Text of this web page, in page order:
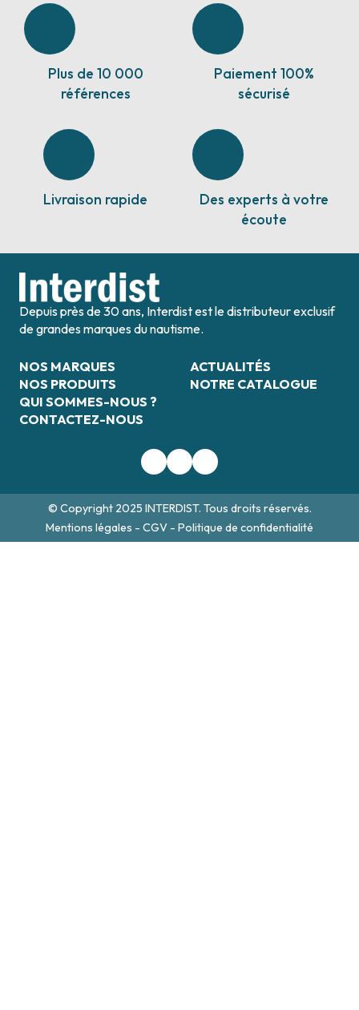
Plus de 10 000
références
Paiement 100%
sécurisé
Livraison rapide
Des experts à votre
écoute
Depuis près de 30 ans, Interdist est le distributeur exclusif
de grandes marques du nautisme.
NOS MARQUES
NOS PRODUITS
QUI SOMMES-NOUS ?
CONTACTEZ-NOUS
ACTUALITÉS
NOTRE CATALOGUE
© Copyright 2025 INTERDIST. Tous droits réservés.
Mentions légales - CGV - Politique de confidentialité